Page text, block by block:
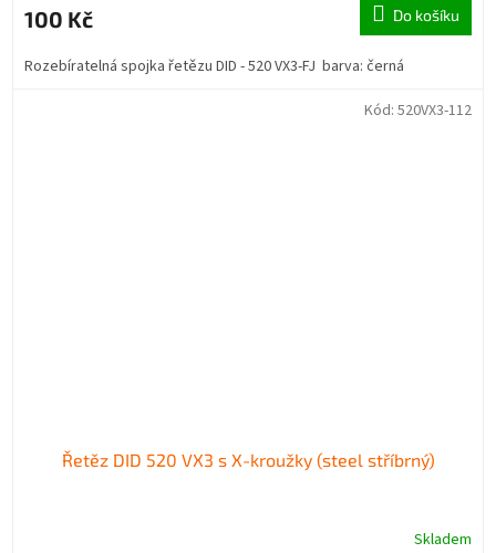
100 Kč Do košíku
Rozebíratelná spojka řetězu DID - 520 VX3-FJ barva: černá
Řetěz DID 520 VX3 s X-kroužky (steel stříbrný)
Skladem
Kód: 520VX3-112